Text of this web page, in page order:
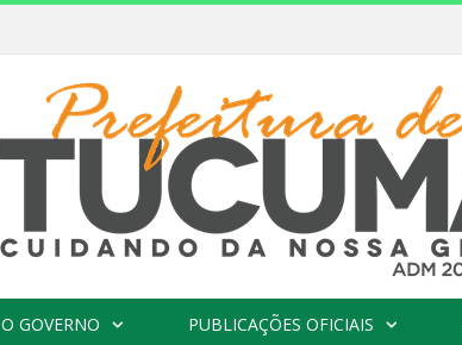
O GOVERNO PUBLICAÇÕES OFICIAIS